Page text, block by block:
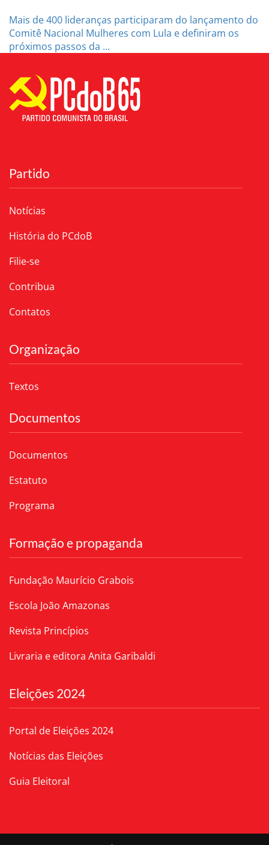
Mais de 400 lideranças participaram do lançamento do
Comitê Nacional Mulheres com Lula e definiram os
próximos passos da ...
Partido
Notícias
História do PCdoB
Filie-se
Contribua
Contatos
Organização
Textos
Documentos
Documentos
Estatuto
Programa
Formação e propaganda
Fundação Maurício Grabois
Escola João Amazonas
Revista Princípios
Livraria e editora Anita Garibaldi
Eleições 2024
Portal de Eleições 2024
Notícias das Eleições
Guia Eleitoral